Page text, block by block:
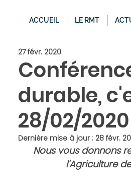
ACCUEIL LE RMT
durable,
28/02/
27 févr. 2020
Dernière mise à jour : 28 févr.
Nous vous donnons
l'Agriculture